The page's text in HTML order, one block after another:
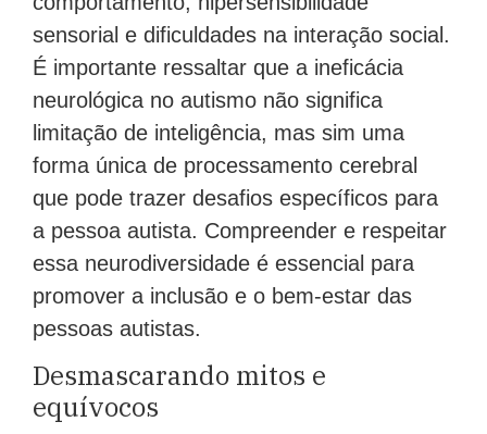
sensorial e dificuldades na interação social.
É importante ressaltar que a ineficácia
neurológica no autismo não significa
limitação de inteligência, mas sim uma
forma única de processamento cerebral
que pode trazer desafios específicos para
a pessoa autista. Compreender e respeitar
essa neurodiversidade é essencial para
promover a inclusão e o bem-estar das
pessoas autistas.
Desmascarando mitos e
equívocos